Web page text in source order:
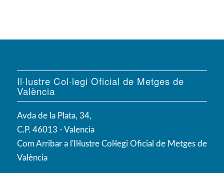
Il·lustre Col·legi Oficial de Metges de
València
Avda de la Plata, 34,
C.P. 46013 - Valencia
Com Arribar a l'Il·lustre Col·legi Oficial de Metges de
València